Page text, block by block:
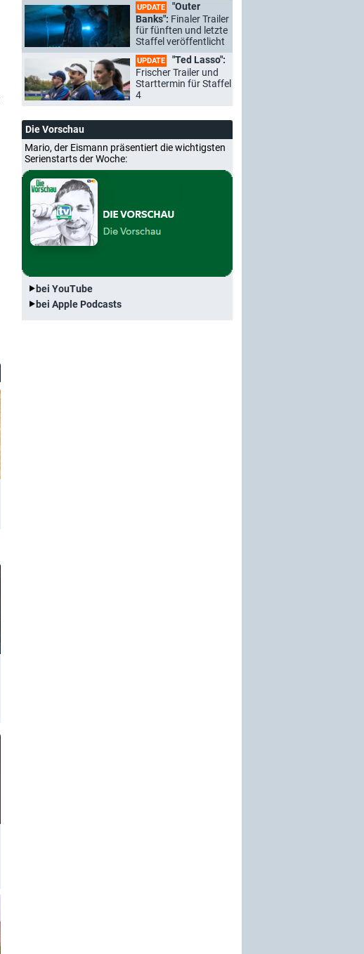
UPDATE
"Outer
Banks": Finaler Trailer
für fünften und letzte
Staffel veröffentlicht
UPDATE
"Ted Lasso":
Frischer Trailer und
Starttermin für Staffel
4
Die Vorschau
Mario, der Eismann präsentiert die wichtigsten
Serienstarts der Woche:
bei YouTube
bei Apple Podcasts